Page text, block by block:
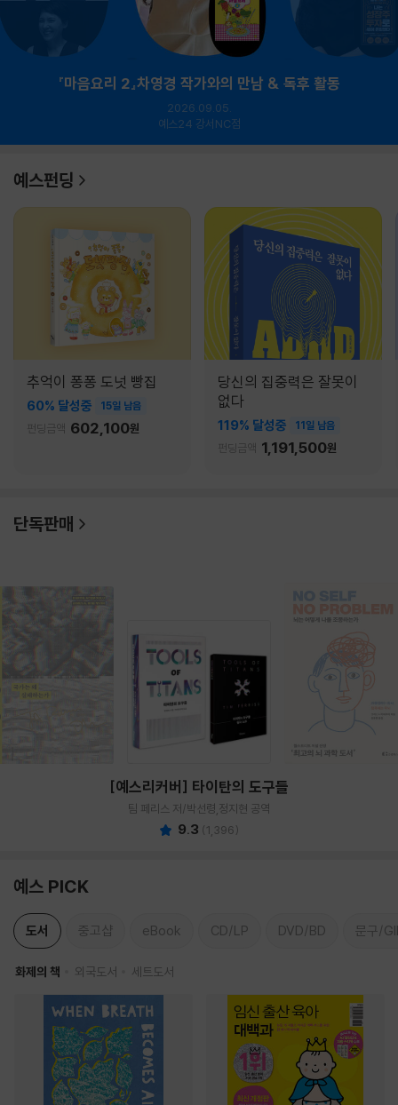
『마음요리 2』차영경 작가와의 만남 & 독후 활동
2026.09.05.
예스24 강서NC점
예스펀딩
추억이 퐁퐁 도넛 빵집
60% 달성중 15일 남음
펀딩금액 602,100원
당신의 집중력은 잘못이
없다
119% 달성중 11일 남음
펀딩금액 1,191,500원
단독판매
[예스리커버] 타이탄의 도구들
팀 페리스 저/박선령,정지현 공역
9.3 (1,396)
예스 PICK
도서 중고샵 eBook CD/LP DVD/BD 문구/
화제의 책 외국도서 세트도서